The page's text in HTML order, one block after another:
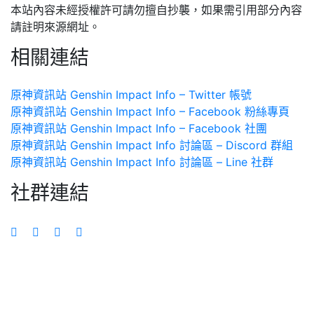
本站內容未經授權許可請勿擅自抄襲，如果需引用部分內容
請註明來源網址。
相關連結
原神資訊站 Genshin Impact Info – Twitter 帳號
原神資訊站 Genshin Impact Info – Facebook 粉絲專頁
原神資訊站 Genshin Impact Info – Facebook 社團
原神資訊站 Genshin Impact Info 討論區 – Discord 群組
原神資訊站 Genshin Impact Info 討論區 – Line 社群
社群連結